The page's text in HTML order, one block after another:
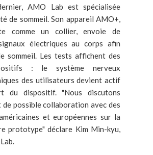
AMO Lab est spécialisée
de sommeil. Son appareil AMO+,
comme un collier, envoie de
électriques au corps afin
sommeil. Les tests affichent des
: le système nerveux
des utilisateurs devient actif
du dispositif. "Nous discutons
de possible collaboration avec des
et européennes sur la
prototype" déclare Kim Min-kyu,